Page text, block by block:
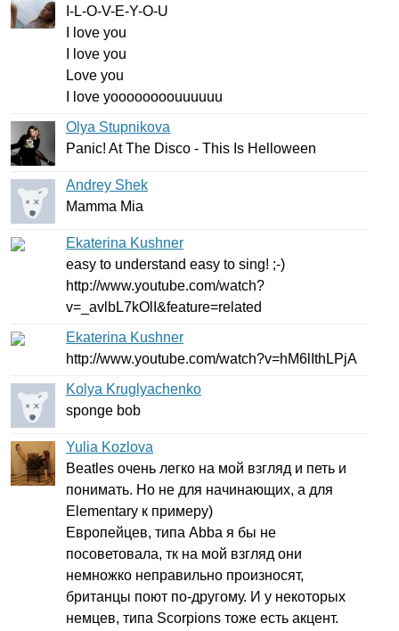
I-L-O-V-E-Y-O-U
love you
love you
Love you
love yoooooooouuuuuu
Olya Stupnikova
Panic! At The Disco - This Is Helloween
Andrey Shek
Mamma Mia
Ekaterina Kushner
easy to understand easy to sing! ;-)
http://www.youtube.com/watch?
v=_ avlbL7kOlI &feature=related
Ekaterina Kushner
http://www.youtube.com/watch?v=hM6 lIthLPjA
Kolya Kruglyachenko
sponge bob
Yulia Kozlova
Beatles очень легко на мой взгляд и петь и
понимать. Но не для начинающих, а для
Elementary к примеру)
Европейцев, типа Abba я бы не
посоветовала, тк на мой взгляд они
немножко неправильно произносят,
британцы поют по-другому. И у некоторых
немцев, типа Scorpions тоже есть акцент.